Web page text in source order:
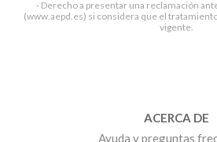
- Derecho a presentar una reclamación
(www.aepd.es) si considera que el
vigente.
ACERCA DE
Ayuda y preguntas